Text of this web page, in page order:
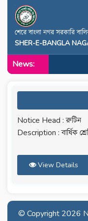
শেরে বাংলা নগর সরকারি
SHER-E-BANGLA
News:
Notice Head : রুটিন
Description : বার্ষিক
View Details
© Copyright 2026